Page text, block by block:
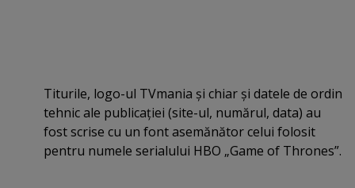
Titurile, logo-ul TVmania şi chiar şi datele de ordin
tehnic ale publicaţiei (site-ul, numărul, data) au
fost scrise cu un font asemănător celui folosit
pentru numele serialului HBO „Game of Thrones”.